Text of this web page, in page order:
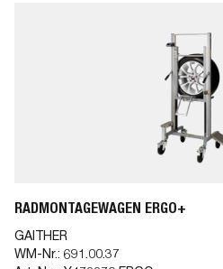
RADMONTAGEWAGEN ERGO+
GAITHER
WM-Nr.: 691.00.37